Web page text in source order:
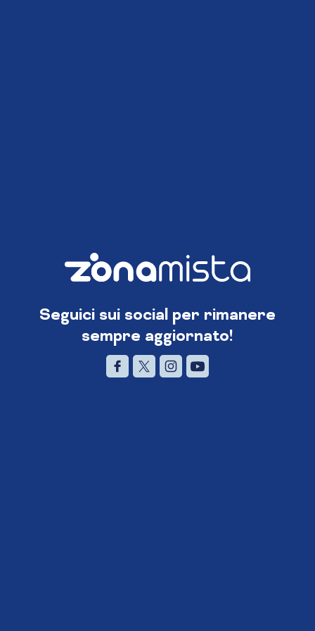
Seguici sui social per rimanere
sempre aggiornato!